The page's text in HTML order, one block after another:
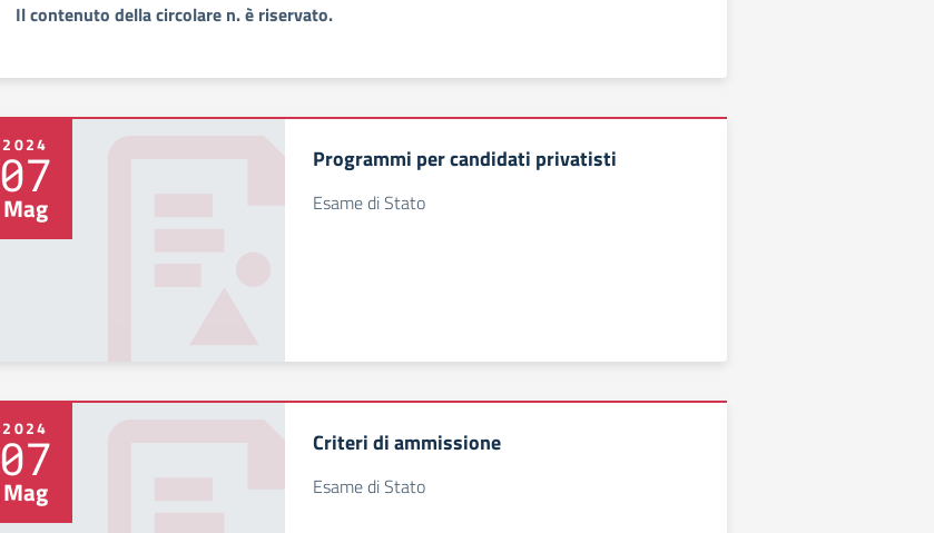
Il contenuto della circolare n. è riservato.
2024
07
Mag
Programmi per candidati privatisti
Esame di Stato
2024
07
Mag
Criteri di ammissione
Esame di Stato